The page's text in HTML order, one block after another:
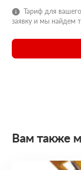
Тариф для
заявку и мы найдем
Вам также